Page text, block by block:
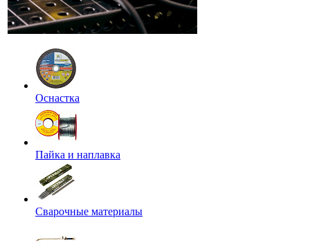
Оснастка
Пайка и наплавка
Сварочные материалы